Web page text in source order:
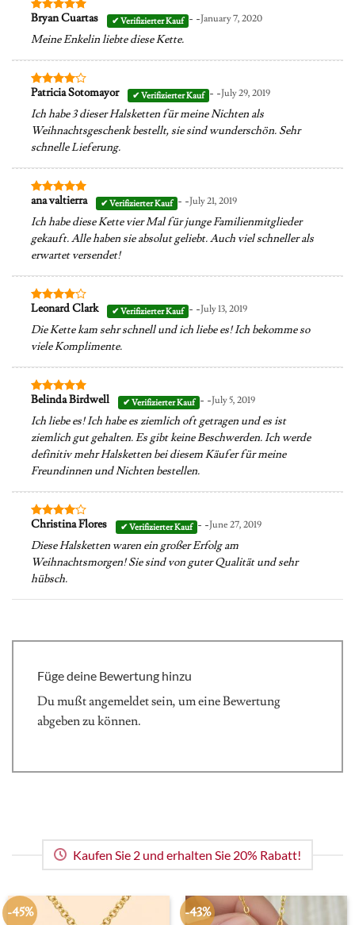
Bewertet
5
Bryan Cuartas - -January 7, 2020
Meine Enkelin liebte diese Kette.
Bewertet
von 5
Patricia Sotomayor - -July 29, 2019
Ich habe 3 dieser Halsketten für meine Nichten als
Weihnachtsgeschenk bestellt, sie sind wunderschön. Sehr
schnelle Lieferung.
Bewertet
5
ana valtierra - -July 21, 2019
Ich habe diese Kette vier Mal für junge Familienmitglieder
gekauft. Alle haben sie absolut geliebt. Auch viel schneller als
erwartet versendet!
Bewertet
von 5
Leonard Clark - -July 13, 2019
Die Kette kam sehr schnell und ich liebe es! Ich bekomme so
viele Komplimente.
Bewertet
5
Belinda Birdwell - -July 5, 2019
Ich liebe es! Ich habe es ziemlich oft getragen und es ist
ziemlich gut gehalten. Es gibt keine Beschwerden. Ich werde
definitiv mehr Halsketten bei diesem Käufer für meine
Freundinnen und Nichten bestellen.
Bewertet
von 5
Christina Flores - -June 27, 2019
Diese Halsketten waren ein großer Erfolg am
Weihnachtsmorgen! Sie sind von guter Qualität und sehr
hübsch.
Füge deine Bewertung hinzu
Du mußtangemeldetsein, um eine Bewertung
abgeben zu können.
Kaufen Sie 2 und erhalten Sie 20% Rabatt!
-45% -43%